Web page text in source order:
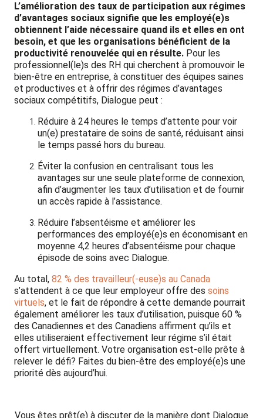
L’amélioration des taux de participation aux régimes
d’avantages sociaux signifie que les employé(e)s
obtiennent l’aide nécessaire quand ils et elles en ont
besoin, et que les organisations bénéficient de la
productivité renouvelée qui en résulte. Pour les
professionnel(le)s des RH qui cherchent à promouvoir le
bien-être en entreprise, à constituer des équipes saines
et productives et à offrir des régimes d’avantages
sociaux compétitifs, Dialogue peut :
Réduire à 24 heures le temps d’attente pour voir
un(e) prestataire de soins de santé, réduisant ainsi
le temps passé hors du bureau.
Éviter la confusion en centralisant tous les
avantages sur une seule plateforme de connexion,
afin d’augmenter les taux d’utilisation et de fournir
un accès rapide à l’assistance.
Réduire l’absentéisme et améliorer les
performances des employé(e)s en économisant en
moyenne 4,2 heures d’absentéisme pour chaque
épisode de soins avec Dialogue.
Au total, 82 % des travailleur(-euse)s au Canada
s’attendent à ce que leur employeur offre des soins
virtuels, et le fait de répondre à cette demande pourrait
également améliorer les taux d’utilisation, puisque 60 %
des Canadiennes et des Canadiens affirment qu’ils et
elles utiliseraient effectivement leur régime s’il était
offert virtuellement. Votre organisation est-elle prête à
relever le défi? Faites du bien-être des employé(e)s une
priorité dès aujourd’hui.
Vous êtes prêt(e) à discuter de la manière dont Dialogue